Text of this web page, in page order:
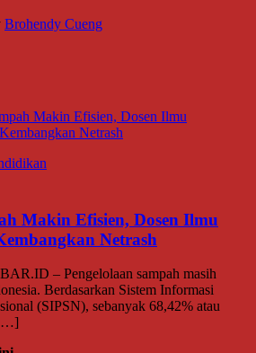
Brohendy Cueng
Makin Efisien, Dosen Ilmu
Netrash
– Pengelolaan sampah masih
Berdasarkan Sistem Informasi
(SIPSN), sebanyak 68,42% atau
[…]